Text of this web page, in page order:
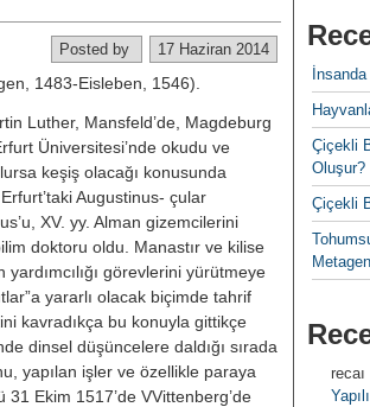
17 Haziran 2014
Posted by
1483-Eisleben, 1546).
Luther, Mansfeld’de, Magdeburg
Üniversitesi’nde oku­du ve
keşiş olacağı konusunda
Augustinus- çular
XV. yy. Alman gizemcilerini
doktoru oldu. Ma­nastır ve kilise
görevlerini yürütme­ye
yararlı olacak biçimde tahrif
kavradıkça bu konuyla gittik­çe
din­sel düşüncelere daldığı sırada
yapılan işler ve özellikle para­ya
Ekim 1517’de VVittenberg’de
Çiçekli
Oluşur?
Çiçekli